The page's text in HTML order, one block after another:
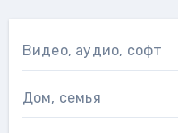
Видео, аудио, софт
Дом, семья